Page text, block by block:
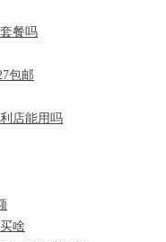
餐吗
包邮
店能用吗
啥